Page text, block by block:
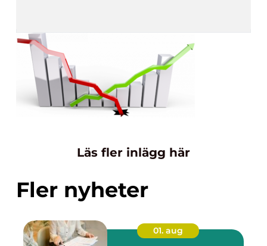
Läs fler inlägg här
Fler nyheter
01. aug